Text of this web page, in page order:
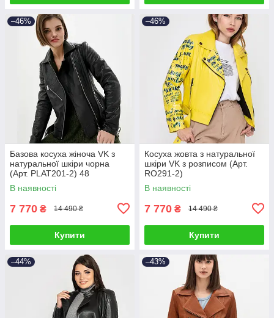
–46%
Базова косуха жіноча VK з
натуральної шкіри чорна
(Арт. PLAT201-2) 48
В наявності
7 770 ₴ 14 490 ₴
Купити
–46%
Косуха жовта з натуральної
шкіри VK з розписом (Арт.
RO291-2)
В наявності
7 770 ₴ 14 490 ₴
Купити
–44% –43%